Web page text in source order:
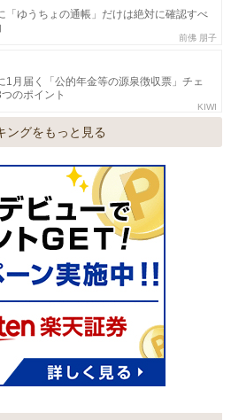
「ゆうちょの通帳」だけは絶対に確認すべ
前佛 朋子
1月届く「公的年金等の源泉徴収票」チェ
のポイント
KIWI
ングをもっと見る